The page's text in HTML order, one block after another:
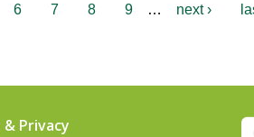
6 7 8 9 … next ›
Privacy